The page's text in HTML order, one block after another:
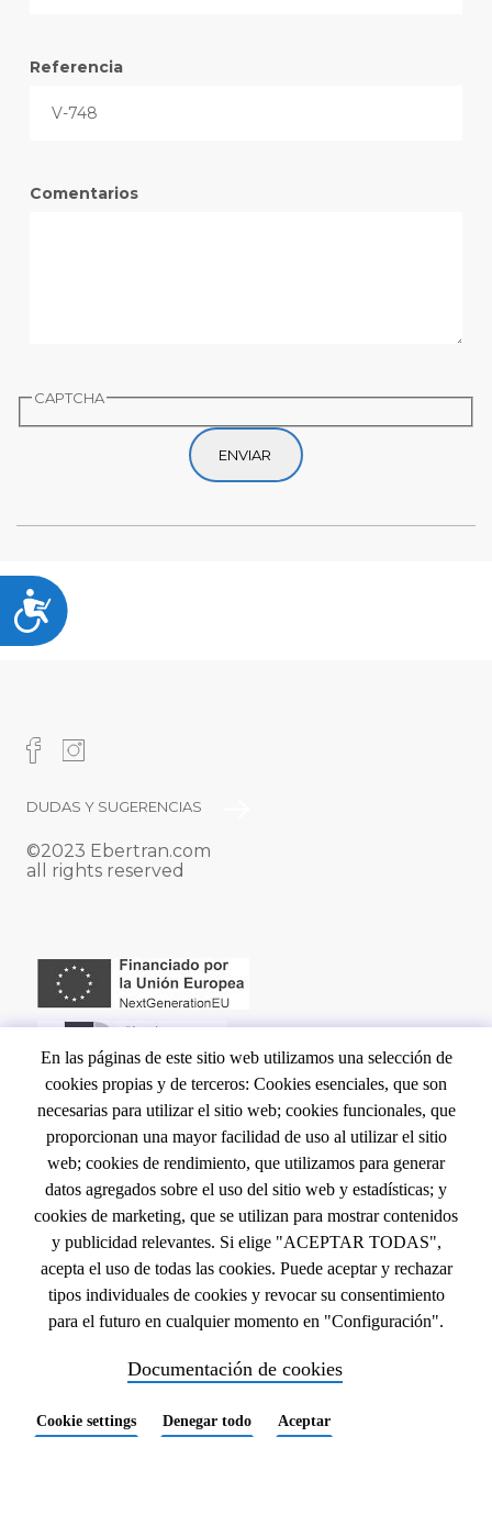
Accesibilidad
En las páginas de este sitio web utilizamos una selección de
cookies propias y de terceros: Cookies esenciales, que son
necesarias para utilizar el sitio web; cookies funcionales, que
proporcionan una mayor facilidad de uso al utilizar el sitio
web; cookies de rendimiento, que utilizamos para generar
datos agregados sobre el uso del sitio web y estadísticas; y
cookies de marketing, que se utilizan para mostrar contenidos
y publicidad relevantes. Si elige "ACEPTAR TODAS",
acepta el uso de todas las cookies. Puede aceptar y rechazar
tipos individuales de cookies y revocar su consentimiento
para el futuro en cualquier momento en "Configuración".
Documentación de cookies
Cookie settings Denegar todo Aceptar
Referencia
Comentarios
CAPTCHA
PIE
DE
DUDAS Y SUGERENCIAS
©2023 Ebertran.com
all rights reserved
NAVEGACIÓN
PRINCIPAL
CONTACTO
EVENTOS
LEGAL
NOTA LEGAL
POLÍTICA DE COOKIES
TÉRMINOS Y CONDICIONES